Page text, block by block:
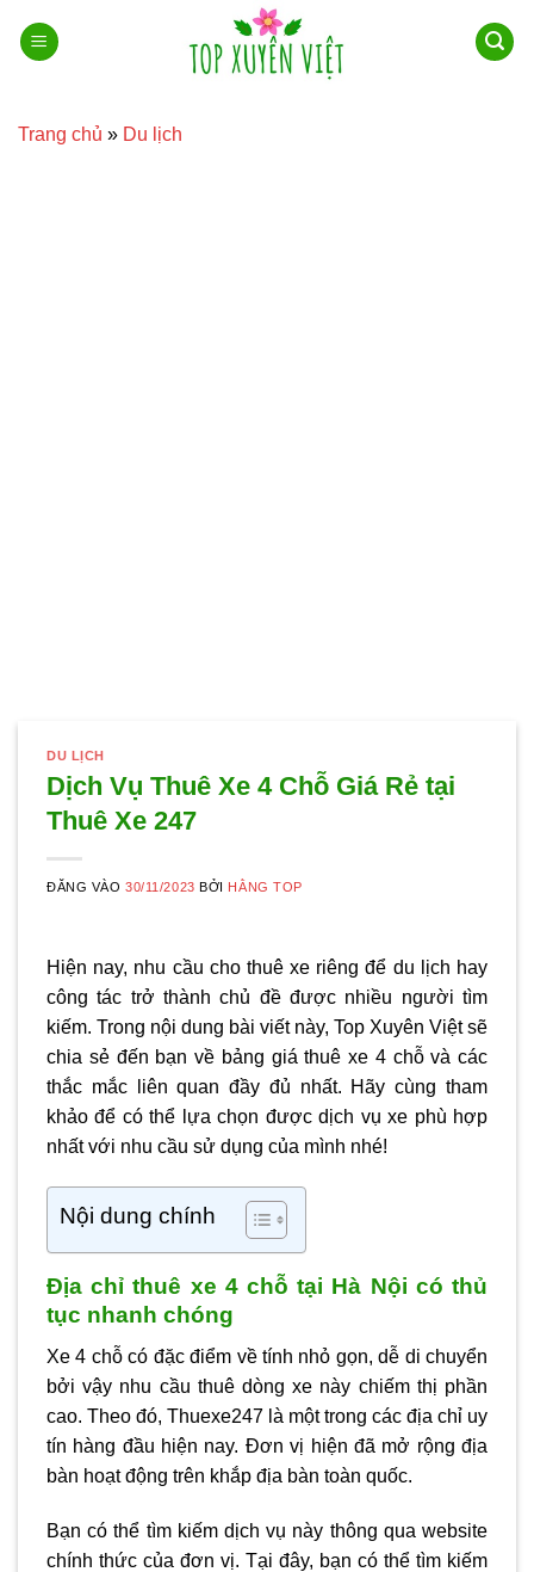
qua
Trang chủ » Du lịch
DU LỊCH
Dịch Vụ Thuê Xe 4 Chỗ Giá Rẻ tại
Thuê Xe 247
ĐĂNG VÀO30/11/2023 BỞI HẰNG TOP
Hiện nay, nhu cầu cho thuê xe riêng để du lịch hay
công tác trở thành chủ đề được nhiều người tìm
kiếm. Trong nội dung bài viết này, Top Xuyên Việt sẽ
chia sẻ đến bạn về bảng giá thuê xe 4 chỗ và các
thắc mắc liên quan đầy đủ nhất. Hãy cùng tham
khảo để có thể lựa chọn được dịch vụ xe phù hợp
nhất với nhu cầu sử dụng của mình nhé!
Nội dung chính
Địa chỉ thuê xe 4 chỗ tại Hà Nội có thủ
tục nhanh chóng
Xe 4 chỗ có đặc điểm về tính nhỏ gọn, dễ di chuyển
bởi vậy nhu cầu thuê dòng xe này chiếm thị phần
cao. Theo đó, Thuexe247 là một trong các địa chỉ uy
tín hàng đầu hiện nay. Đơn vị hiện đã mở rộng địa
bàn hoạt động trên khắp địa bàn toàn quốc.
Bạn có thể tìm kiếm dịch vụ này thông qua website
chính thức của đơn vị. Tại đây, bạn có thể tìm kiếm